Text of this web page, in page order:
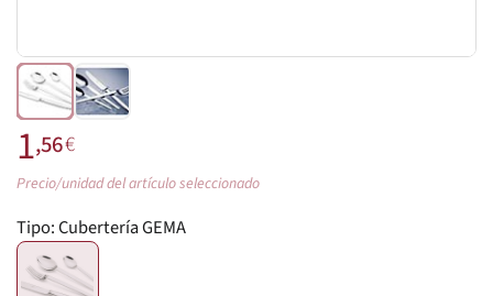
1,56€
Precio/unidad del artículo seleccionado
Tipo:Cubertería GEMA